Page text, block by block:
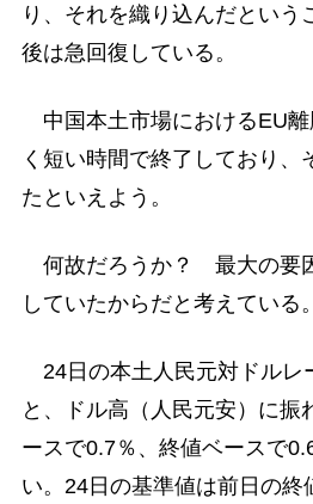
り、それを織り込んだという
後は急回復している。
中国本土市場におけるEU
く短い時間で終了しており、
たといえよう。
何故だろうか？ 最大の要
していたからだと考えている。
24日の本土人民元対ドルレ
と、ドル高（人民元安）に振
ースで0.7％、終値ベースで
い。24日の基準値は前日の終